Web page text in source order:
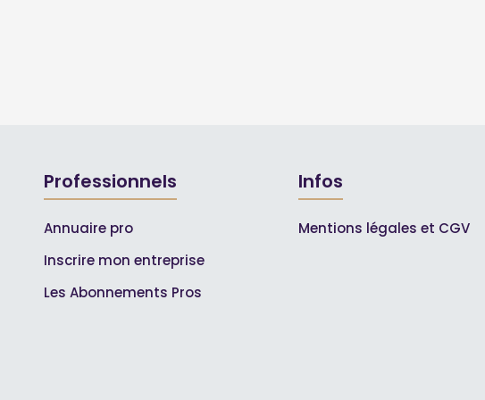
Professionnels
Annuaire pro
Inscrire mon entreprise
Les Abonnements Pros
Infos
Mentions légales et CGV